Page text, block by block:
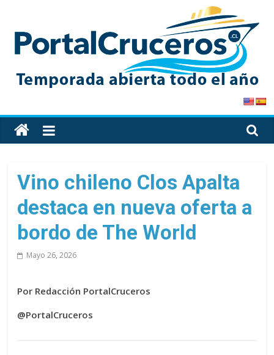
content
PortalCruceros
Toda
la
de
cruceros
en
un
solo
Vino chileno Clos Apalta
destaca en nueva oferta a
bordo de The World
Mayo 26, 2026
Por Redacción PortalCruceros
@PortalCruceros